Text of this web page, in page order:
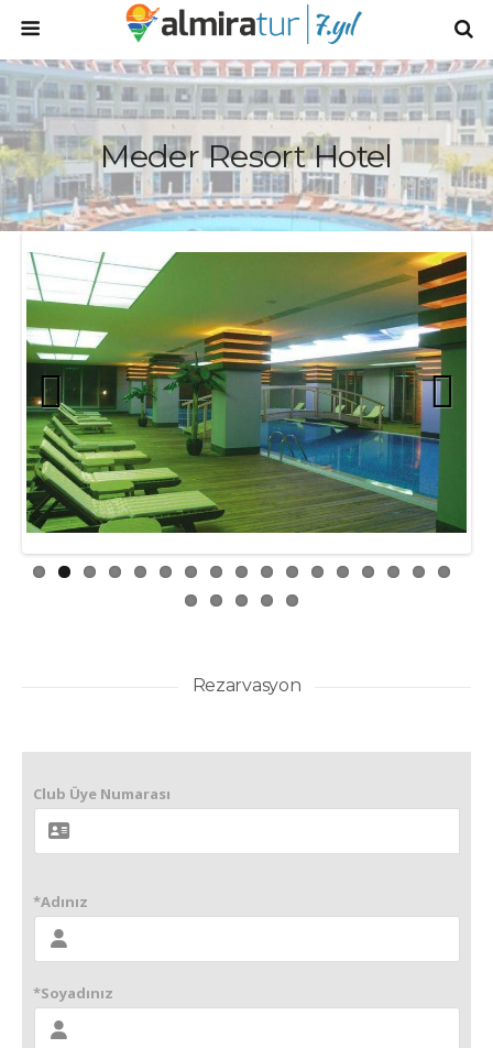
Meder Resort Hotel
Prev
ious
Next
Rezarvasyon
Club Üye Numarası
*Adınız
*Soyadınız